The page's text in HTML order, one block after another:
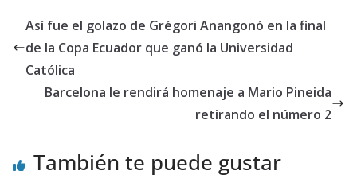
Así fue el golazo de Grégori Anangonó en la final
de la Copa Ecuador que ganó la Universidad
Católica
Barcelona le rendirá homenaje a Mario Pineida
retirando el número 2
También te puede gustar